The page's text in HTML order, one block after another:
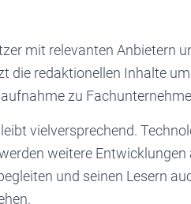
mit relevanten Anbietern
die redaktionellen Inhalte
zu
vielversprechend.
weitere Entwicklungen
und seinen Lesern